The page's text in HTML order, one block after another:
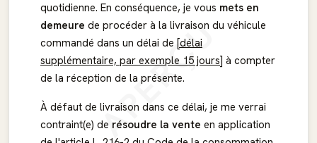
APERÇU
quotidienne. En conséquence, je vous mets en
demeure de procéder à la livraison du véhicule
commandé dans un délai de [délai
supplémentaire, par exemple 15 jours] à compter
de la réception de la présente.
À défaut de livraison dans ce délai, je me verrai
contraint(e) de résoudre la vente en application